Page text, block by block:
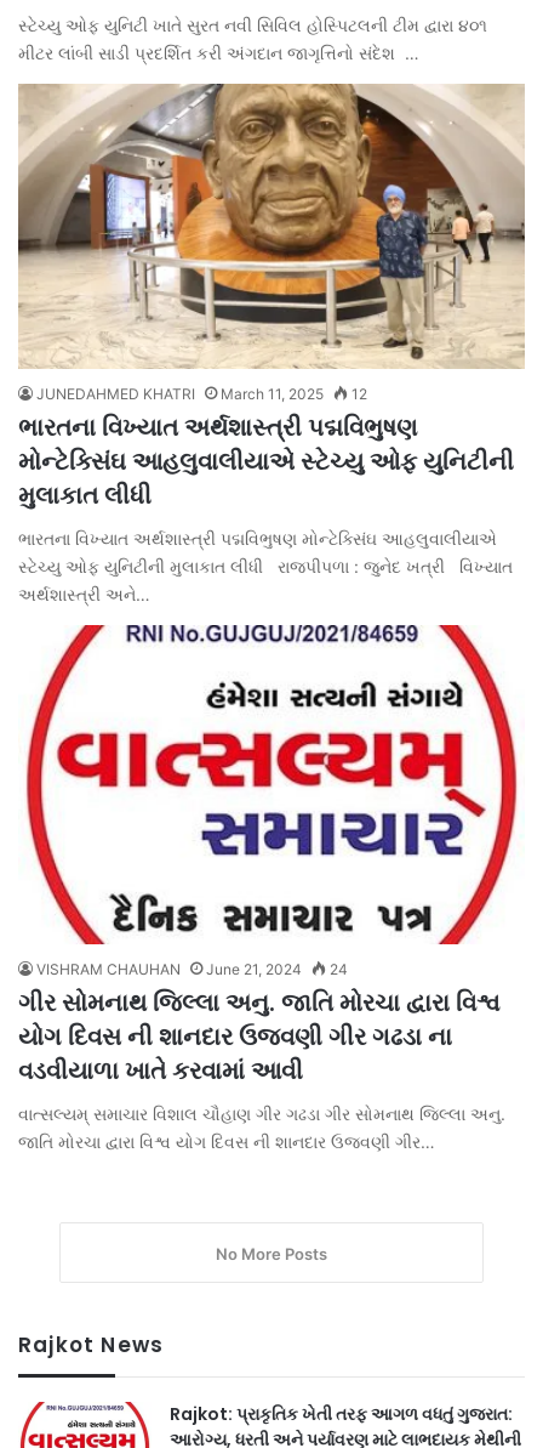
સ્ટેચ્યુ ઓફ યુનિટી ખાતે સુરત નવી સિવિલ હોસ્પિટલની ટીમ દ્વારા ૪૦૧
મીટર લાંબી સાડી પ્રદર્શિત કરી અંગદાન જાગૃત્તિનો સંદેશ …
JUNEDAHMED KHATRI March 11, 2025 12
ભારતના વિખ્યાત અર્થશાસ્ત્રી પદ્મવિભુષણ
મોન્ટેક્સિંઘ આહલુવાલીયાએ સ્ટેચ્યુ ઓફ યુનિટીની
મુલાકાત લીધી
ભારતના વિખ્યાત અર્થશાસ્ત્રી પદ્મવિભુષણ મોન્ટેક્સિંઘ આહલુવાલીયાએ
સ્ટેચ્યુ ઓફ યુનિટીની મુલાકાત લીધી રાજપીપળા : જુનેદ ખત્રી વિખ્યાત
અર્થશાસ્ત્રી અને…
VISHRAM CHAUHAN June 21, 2024 24
ગીર સોમનાથ જિલ્લા અનુ. જાતિ મોરચા દ્વારા વિશ્વ
યોગ દિવસ ની શાનદાર ઉજવણી ગીર ગઢડા ના
વડવીયાળા ખાતે કરવામાં આવી
વાત્સલ્યમ્ સમાચાર વિશાલ ચૌહાણ ગીર ગઢડા ગીર સોમનાથ જિલ્લા અનુ.
જાતિ મોરચા દ્વારા વિશ્વ યોગ દિવસ ની શાનદાર ઉજવણી ગીર…
No More Posts
Rajkot News
Rajkot: પ્રાકૃતિક ખેતી તરફ આગળ વધતું ગુજરાત:
આરોગ્ય, ધરતી અને પર્યાવરણ માટે લાભદાયક મેથીની